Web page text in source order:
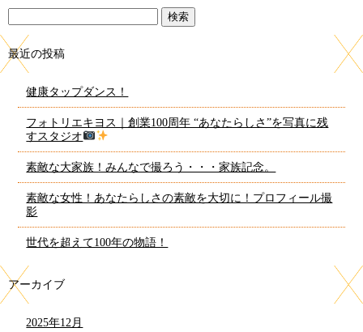
最近の投稿
健康タップダンス！
フォトリエキヨス｜創業100周年 “あなたらしさ”を写真に残
すスタジオ
素敵な大家族！みんなで撮ろう・・・家族記念。
素敵な女性！あなたらしさの素敵を大切に！プロフィール撮
影
世代を超えて100年の物語！
アーカイブ
2025年12月